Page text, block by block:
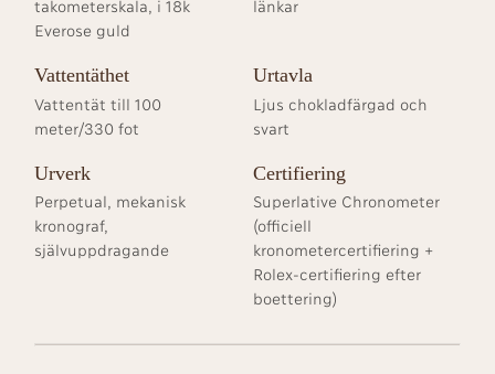
takometerskala, i 18k
Everose guld
länkar
Vattentäthet
Vattentät till 100
meter/330 fot
Urtavla
Ljus chokladfärgad och
svart
Urverk
Perpetual, mekanisk
kronograf,
självuppdragande
Certifiering
Superlative Chronometer
(officiell
kronometercertifiering +
Rolex-certifiering efter
boettering)